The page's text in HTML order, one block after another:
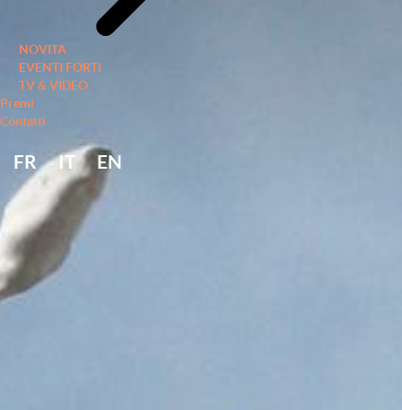
NOVITA
EVENTI FORTI
TV & VIDEO
Premi
Contatti
FR IT EN